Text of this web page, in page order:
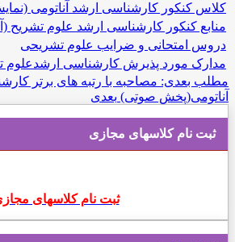
کلاس کنکور کارشناسی ارشد آناتومی
منابع کنکور کارشناسی ارشد علوم تشریح
دروس امتحانی و ضرایب علوم تشریحی
مدارک مورد پذیرش کارشناسی ارشدعلوم
مطلب بعدی: مصاحبه با رتبه های برتر
آناتومی(پخش صوتی) بعدی
ثبت نام کلاسهای مجازی
ثبت نام کلاسهای